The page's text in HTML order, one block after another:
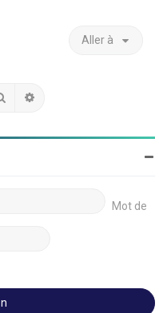
Aller à
Rechercher
Mot de